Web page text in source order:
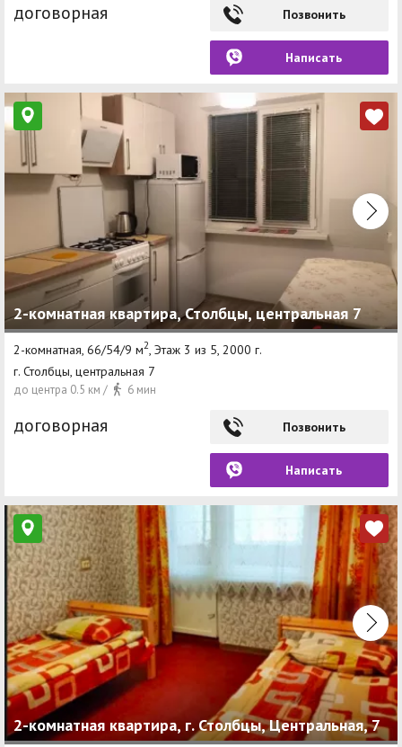
договорная Позвонить
Написать
2-комнатная квартира, Столбцы, центральная 7
2-комнатная, 66/54/9 м2, Этаж 3 из 5, 2000 г.
г. Столбцы, центральная 7
до центра 0.5 км / 6 мин
договорная Позвонить
Написать
2-комнатная квартира, г. Столбцы, Центральная, 7